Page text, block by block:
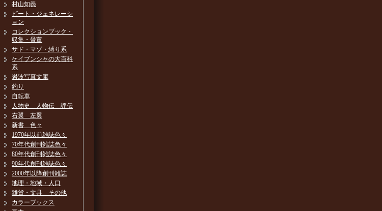
村山知義
ビート・ジェネレーシ
ョン
コレクションブック・
収集・骨董
サド・マゾ・縛り系
ケイブンシャの大百科
系
岩波写真文庫
釣り
自転車
人物史 人物伝 評伝
右翼 左翼
新書 色々
1970年以前雑誌色々
70年代創刊雑誌色々
80年代創刊雑誌色々
90年代創刊雑誌色々
2000年以降創刊雑誌
地理・地域・人口
雑貨・文具 その他
カラーブックス